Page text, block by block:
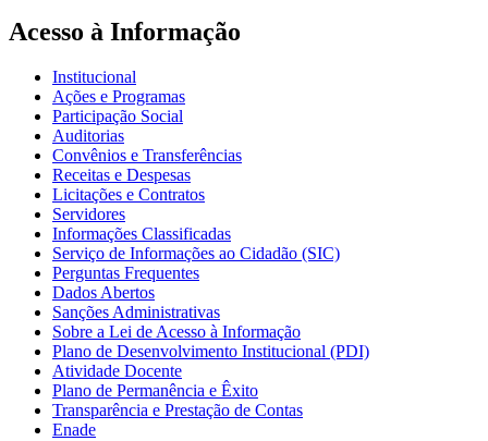
Acesso à Informação
Institucional
Ações e Programas
Participação Social
Auditorias
Convênios e Transferências
Receitas e Despesas
Licitações e Contratos
Servidores
Informações Classificadas
Serviço de Informações ao Cidadão (SIC)
Perguntas Frequentes
Dados Abertos
Sanções Administrativas
Sobre a Lei de Acesso à Informação
Plano de Desenvolvimento Institucional (PDI)
Atividade Docente
Plano de Permanência e Êxito
Transparência e Prestação de Contas
Enade